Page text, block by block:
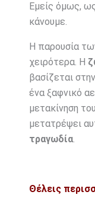
Εμείς όμως,
κάνουμε.
Η παρουσία
χειρότερα. Η
βασίζεται
ένα ξαφνικό
μετακίνηση
μετατρέψει
τραγωδία.
Θέλεις